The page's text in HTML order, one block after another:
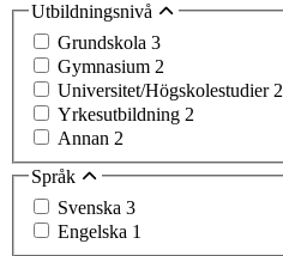
Utbildningsnivå
Grundskola 3
Gymnasium 2
Universitet/Högskolestudier 2
Yrkesutbildning 2
Annan 2
Språk
Svenska 3
Engelska 1